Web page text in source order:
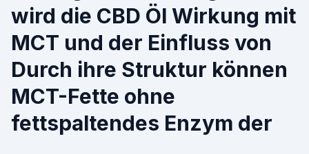
wird die CBD Öl Wirkung mit
MCT und der Einfluss von
Durch ihre Struktur können
MCT-Fette ohne
fettspaltendes Enzym der